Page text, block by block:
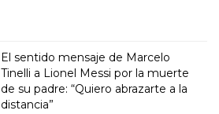
El sentido mensaje de Marcelo
Tinelli a Lionel Messi por la muerte
de su padre: “Quiero abrazarte a la
distancia”